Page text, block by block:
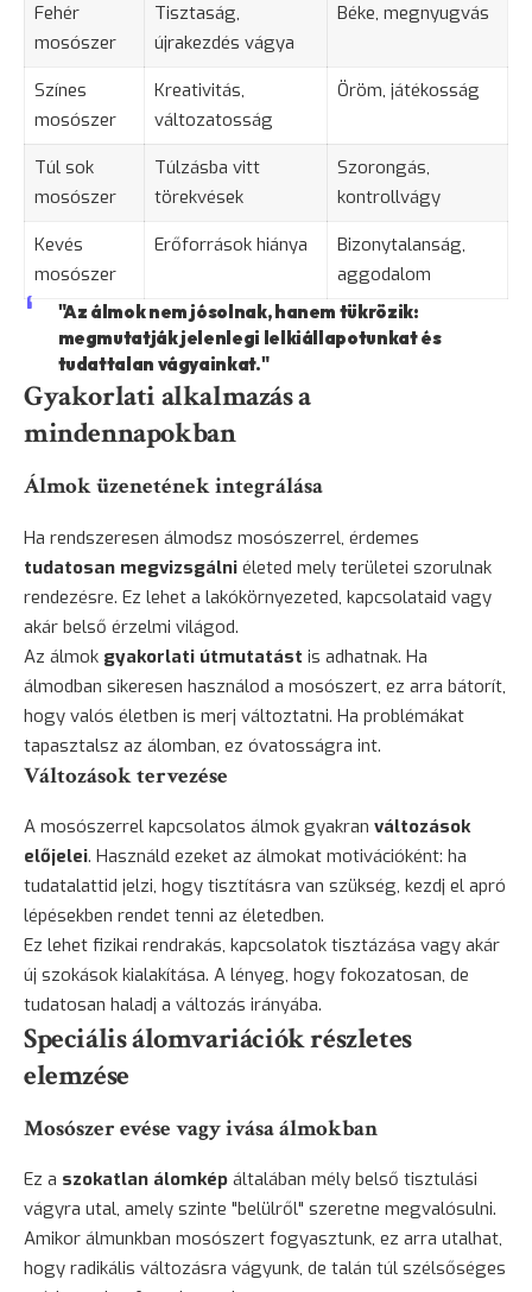
Fehér
mosószer
Tisztaság,
újrakezdés vágya
Béke, megnyugvás
Színes
mosószer
Kreativitás,
változatosság
Öröm, játékosság
Túl sok
mosószer
Túlzásba vitt
törekvések
Szorongás,
kontrollvágy
Kevés
mosószer
Erőforrások hiánya
Bizonytalanság,
aggodalom
"Az álmok nem jósolnak, hanem tükrözik:
megmutatják jelenlegi lelkiállapotunkat és
tudattalan vágyainkat."
Gyakorlati alkalmazás a
mindennapokban
Álmok üzenetének integrálása
Ha rendszeresen álmodsz mosószerrel, érdemes
tudatosan megvizsgálni életed mely területei szorulnak
rendezésre. Ez lehet a lakókörnyezeted, kapcsolataid vagy
akár belső érzelmi világod.
Az álmok gyakorlati útmutatást is adhatnak. Ha
álmodban sikeresen használod a mosószert, ez arra bátorít,
hogy valós életben is merj változtatni. Ha problémákat
tapasztalsz az álomban, ez óvatosságra int.
Változások tervezése
A mosószerrel kapcsolatos álmok gyakran változások
előjelei. Használd ezeket az álmokat motivációként: ha
tudatalattid jelzi, hogy tisztításra van szükség, kezdj el apró
lépésekben rendet tenni az életedben.
Ez lehet fizikai rendrakás, kapcsolatok tisztázása vagy akár
új szokások kialakítása. A lényeg, hogy fokozatosan, de
tudatosan haladj a változás irányába.
Speciális álomvariációk részletes
elemzése
Mosószer evése vagy ivása álmokban
Ez a szokatlan álomkép általában mély belső tisztulási
vágyra utal, amely szinte "belülről" szeretne megvalósulni.
Amikor álmunkban mosószert fogyasztunk, ez arra utalhat,
hogy radikális változásra vágyunk, de talán túl szélsőséges